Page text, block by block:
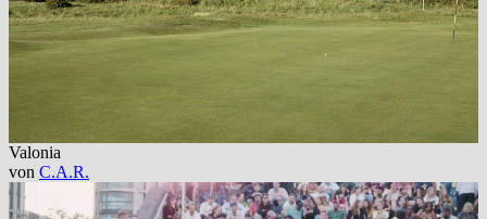
Valonia
von C.A.R.